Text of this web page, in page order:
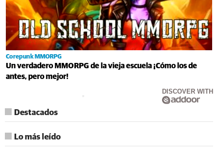
Corepunk MMORPG
Un verdadero MMORPG de la vieja escuela ¡Cómo los de
antes, pero mejor!
DISCOVER WITH
Destacados
Lo más leído